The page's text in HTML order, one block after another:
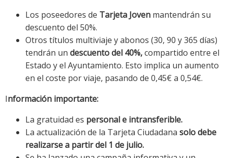
Los poseedores de Tarjeta Joven mantendrán su
descuento del 50%.
Otros títulos multiviaje y abonos (30, 90 y 365 días)
tendrán un descuento del 40%,compartido entre el
Estado y el Ayuntamiento. Esto implica un aumento
en el coste por viaje, pasando de 0,45€ a 0,54€.
Información importante:
La gratuidad es personal e intransferible.
La actualización de la Tarjeta Ciudadana solo debe
realizarse a partir del 1 de julio.